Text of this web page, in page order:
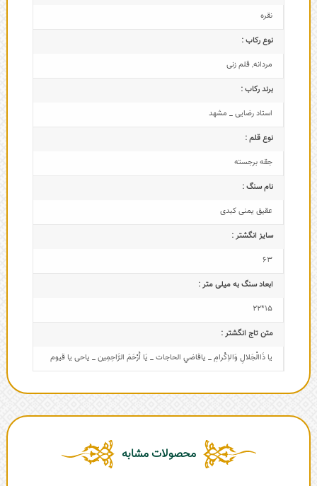
نقره
نوع رکاب :
مردانه,قلم زنی
برند رکاب :
استاد رضایی _ مشهد
نوع قلم :
جقه برجسته
نام سنگ :
عقیق یمنی کبدی
سایز انگشتر :
63
ابعاد سنگ به میلی متر :
15*22
متن‌ تاج‌ انگشتر :
یا ذَاالْجَلالِ وَالاِکْرامِ _ ياقاضي الحاجات _ یَا أَرْحَمَ الرَّاحِمِین _ یاحی یا قیوم
محصولات مشابه